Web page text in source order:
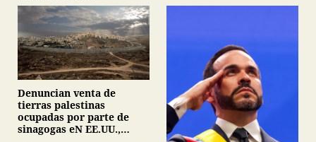
Denuncian venta de
tierras palestinas
ocupadas por parte de
sinagogas eN EE.UU.,